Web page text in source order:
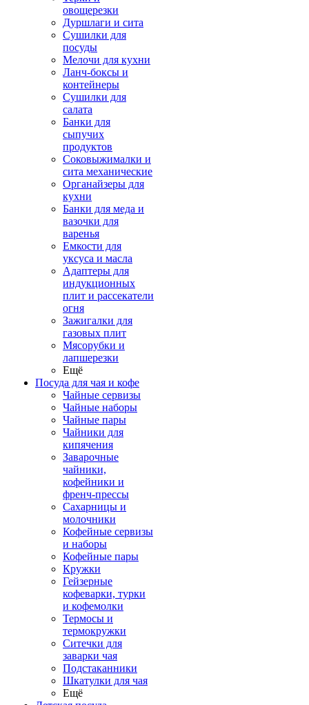
овощерезки
Дуршлаги и сита
Сушилки для
посуды
Мелочи для кухни
Ланч-боксы и
контейнеры
Сушилки для
салата
Банки для
сыпучих
продуктов
Соковыжималки и
сита механические
Органайзеры для
кухни
Банки для меда и
вазочки для
варенья
Емкости для
уксуса и масла
Адаптеры для
индукционных
плит и рассекатели
огня
Зажигалки для
газовых плит
Мясорубки и
лапшерезки
Ещё
Посуда для чая и кофе
Чайные сервизы
Чайные наборы
Чайные пары
Чайники для
кипячения
Заварочные
чайники,
кофейники и
френч-прессы
Сахарницы и
молочники
Кофейные сервизы
и наборы
Кофейные пары
Кружки
Гейзерные
кофеварки, турки
и кофемолки
Термосы и
термокружки
Ситечки для
заварки чая
Подстаканники
Шкатулки для чая
Ещё